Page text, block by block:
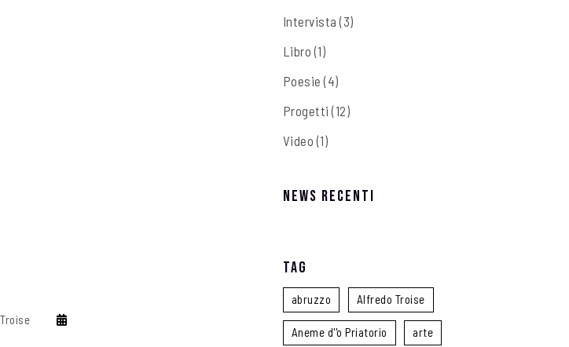
Intervista (3)
Libro (1)
Poesie (4)
Progetti (12)
Video (1)
News recenti
Tag
abruzzo Alfredo Troise
Aneme d''o Priatorio arte